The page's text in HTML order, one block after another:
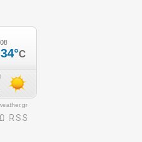
RSS